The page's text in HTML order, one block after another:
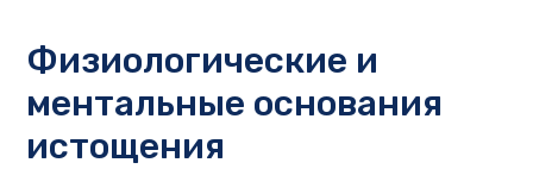
Физиологические и
ментальные основания
истощения